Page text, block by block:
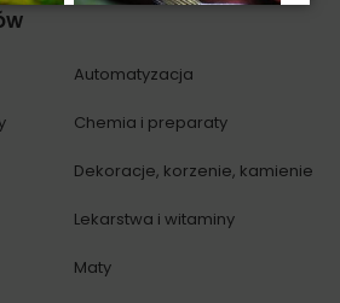
- Zwinnik Latarnik -
Automatyzacja
Chemia i preparaty
Dekoracje, korzenie, kamienie
Lekarstwa i witaminy
Maty